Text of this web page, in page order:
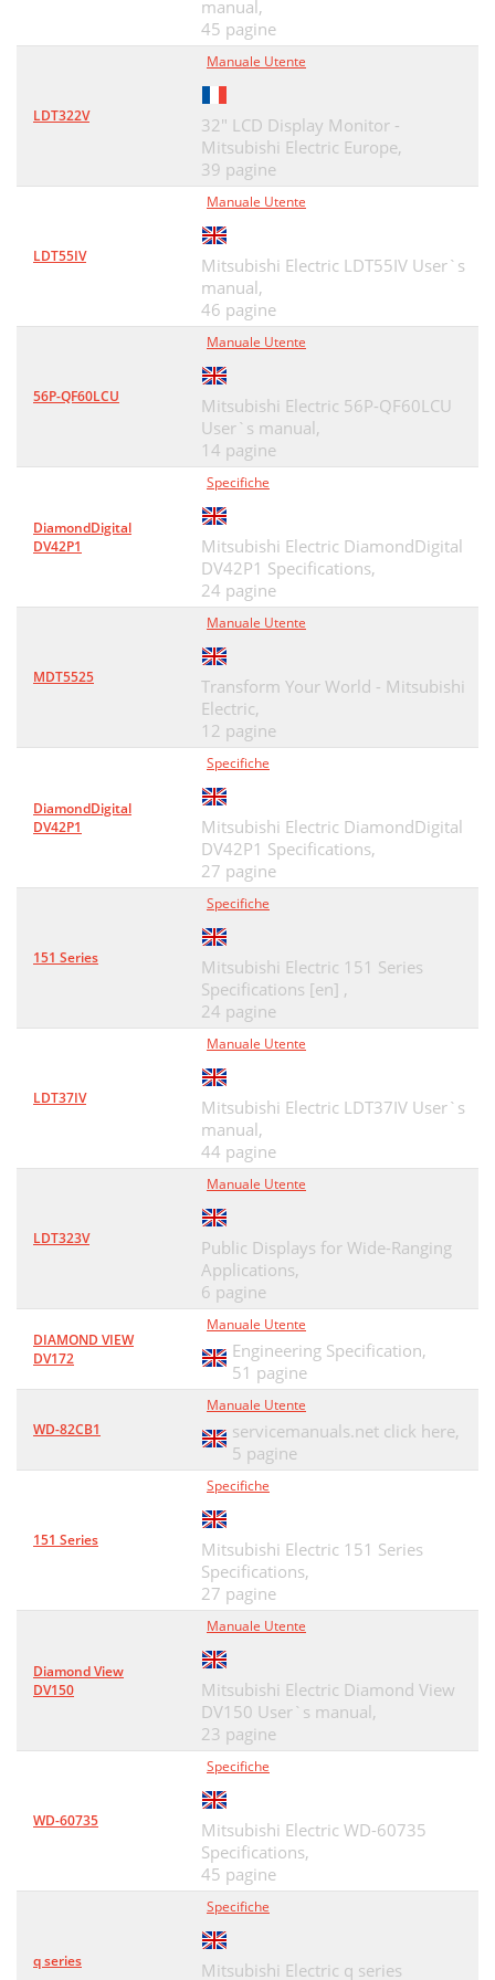
manual,
45 pagine
LDT322V
Manuale Utente
32" LCD Display Monitor -
Mitsubishi Electric Europe,
39 pagine
LDT55IV
Manuale Utente
Mitsubishi Electric LDT55IV User`s
manual,
46 pagine
56P-QF60LCU
Manuale Utente
Mitsubishi Electric 56P-QF60LCU
User`s manual,
14 pagine
DiamondDigital
DV42P1
Specifiche
Mitsubishi Electric DiamondDigital
DV42P1 Specifications,
24 pagine
MDT5525
Manuale Utente
Transform Your World - Mitsubishi
Electric,
12 pagine
DiamondDigital
DV42P1
Specifiche
Mitsubishi Electric DiamondDigital
DV42P1 Specifications,
27 pagine
151 Series
Specifiche
Mitsubishi Electric 151 Series
Specifications [en] ,
24 pagine
LDT37IV
Manuale Utente
Mitsubishi Electric LDT37IV User`s
manual,
44 pagine
LDT323V
Manuale Utente
Public Displays for Wide-Ranging
Applications,
6 pagine
DIAMOND VIEW
DV172
Manuale Utente
Engineering Specification,
51 pagine
WD-82CB1
Manuale Utente
servicemanuals.net click here,
5 pagine
151 Series
Specifiche
Mitsubishi Electric 151 Series
Specifications,
27 pagine
Diamond View
DV150
Manuale Utente
Mitsubishi Electric Diamond View
DV150 User`s manual,
23 pagine
WD-60735
Specifiche
Mitsubishi Electric WD-60735
Specifications,
45 pagine
q series
Specifiche
Mitsubishi Electric q series